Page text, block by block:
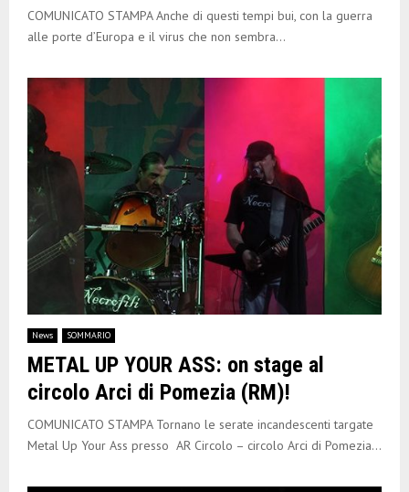
COMUNICATO STAMPA Anche di questi tempi bui, con la guerra
alle porte d’Europa e il virus che non sembra...
News SOMMARIO
METAL UP YOUR ASS: on stage al
circolo Arci di Pomezia (RM)!
COMUNICATO STAMPA Tornano le serate incandescenti targate
Metal Up Your Ass presso AR Circolo – circolo Arci di Pomezia...